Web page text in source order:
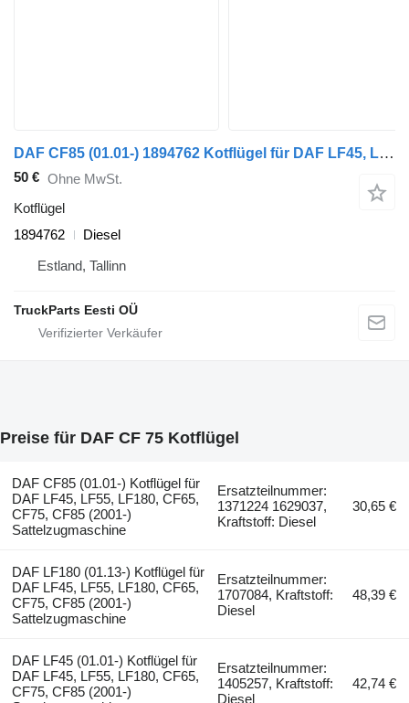
DAF CF85 (01.01-) 1894762 Kotflügel für DAF LF45, LF55, LF180, CF65, CF75, CF85 (2001-) Sattelzugmaschine
50 € Ohne MwSt.
Kotflügel
1894762
Diesel
Estland, Tallinn
TruckParts Eesti OÜ
Preise für DAF CF 75 Kotflügel
DAF CF85 (01.01-) Kotflügel für
DAF LF45, LF55, LF180, CF65,
CF75, CF85 (2001-)
Sattelzugmaschine
Ersatzteilnummer:
1371224 1629037,
Kraftstoff: Diesel
30,65 €
DAF LF180 (01.13-) Kotflügel für
DAF LF45, LF55, LF180, CF65,
CF75, CF85 (2001-)
Sattelzugmaschine
Ersatzteilnummer:
1707084, Kraftstoff:
Diesel
48,39 €
DAF LF45 (01.01-) Kotflügel für
DAF LF45, LF55, LF180, CF65,
CF75, CF85 (2001-)
Ersatzteilnummer:
1405257, Kraftstoff:
Diesel
42,74 €